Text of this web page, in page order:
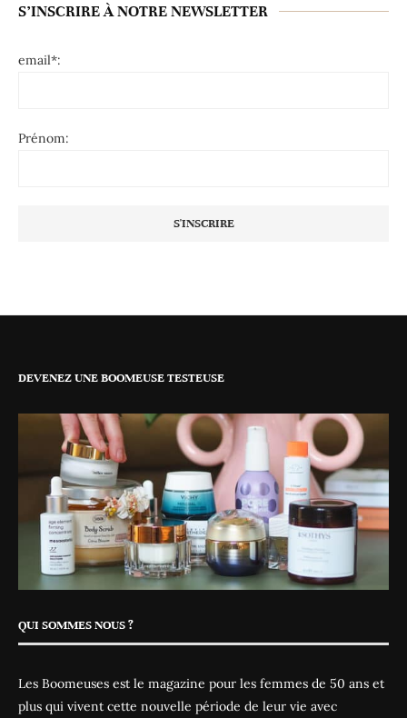
S’INSCRIRE À NOTRE NEWSLETTER
email*:
Prénom:
DEVENEZ UNE BOOMEUSE TESTEUSE
QUI SOMMES NOUS ?
Les Boomeuses est le magazine pour les femmes de 50 ans et
plus qui vivent cette nouvelle période de leur vie avec